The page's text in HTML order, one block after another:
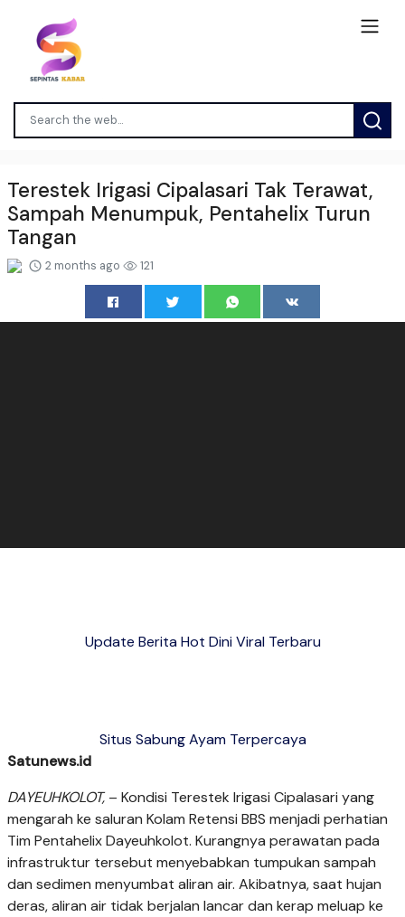
Terestek Irigasi Cipalasari Tak Terawat,
Sampah Menumpuk, Pentahelix Turun
Tangan
2 months ago 121
Update Berita Hot Dini Viral Terbaru
Situs Sabung Ayam Terpercaya
Satunews.id
DAYEUHKOLOT,– Kondisi Terestek Irigasi Cipalasari yang
mengarah ke saluran Kolam Retensi BBS menjadi perhatian
Tim Pentahelix Dayeuhkolot. Kurangnya perawatan pada
infrastruktur tersebut menyebabkan tumpukan sampah
dan sedimen menyumbat aliran air. Akibatnya, saat hujan
deras, aliran air tidak berjalan lancar dan kerap meluap ke